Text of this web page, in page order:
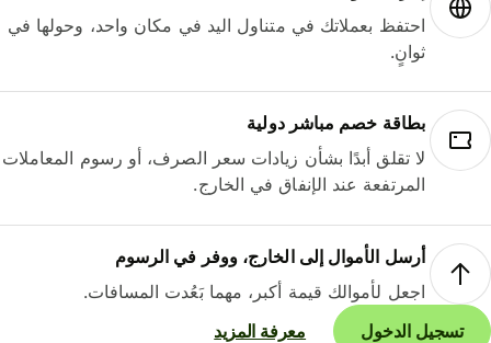
احتفظ بعملاتك في متناول اليد في مكان واحد، وحولها في
ثوانٍ.
بطاقة خصم مباشر دولية
لا تقلق أبدًا بشأن زيادات سعر الصرف، أو رسوم المعاملات
المرتفعة عند الإنفاق في الخارج.
أرسل الأموال إلى الخارج، ووفر في الرسوم
اجعل لأموالك قيمة أكبر، مهما بَعُدت المسافات.
تسجيل الدخول
معرفة المزيد